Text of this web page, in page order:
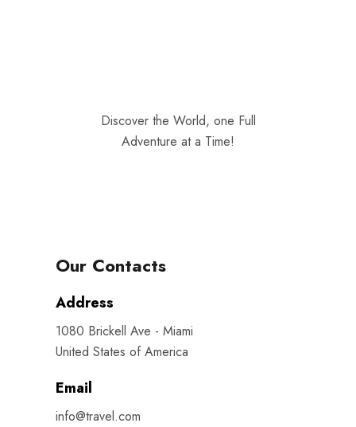
Discover the World, one Full
Adventure at a Time!
Our Contacts
Address
1080 Brickell Ave - Miami
United States of America
Email
info@travel.com